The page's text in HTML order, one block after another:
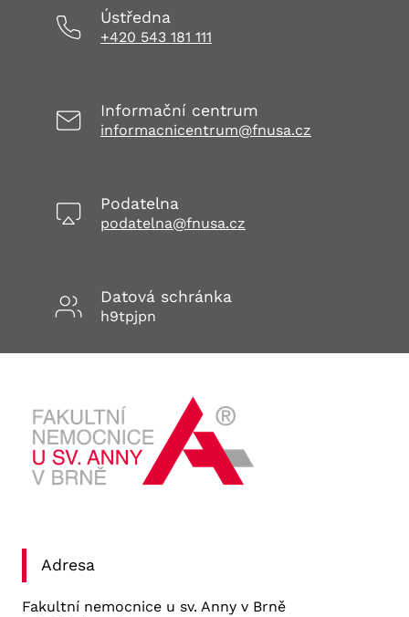
Ústředna
+420 543 181 111
Informační centrum
informacnicentrum@fnusa.cz
Podatelna
podatelna@fnusa.cz
Datová schránka
h9tpjpn
Adresa
Fakultní nemocnice u sv. Anny v Brně